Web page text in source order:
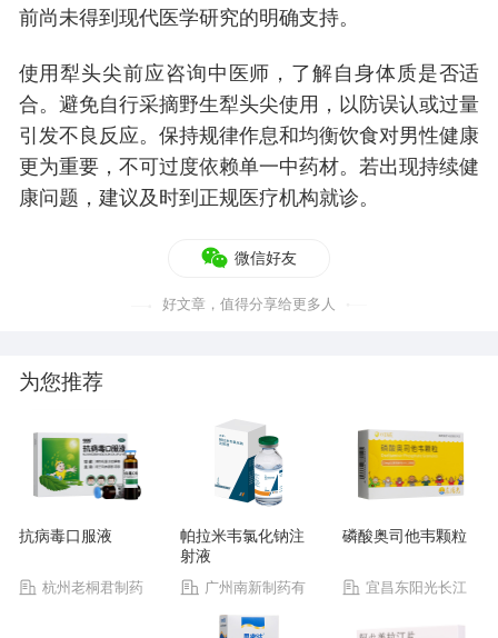
前尚未得到现代医学研究的明确支持。
使用犁头尖前应咨询中医师，了解自身体质是否适
合。避免自行采摘野生犁头尖使用，以防误认或过量
引发不良反应。保持规律作息和均衡饮食对男性健康
更为重要，不可过度依赖单一中药材。若出现持续健
康问题，建议及时到正规医疗机构就诊。
微信好友
好文章，值得分享给更多人
为您推荐
抗病毒口服液
杭州老桐君制药
帕拉米韦氯化钠注
射液
广州南新制药有
限公司
磷酸奥司他韦颗粒
宜昌东阳光长江